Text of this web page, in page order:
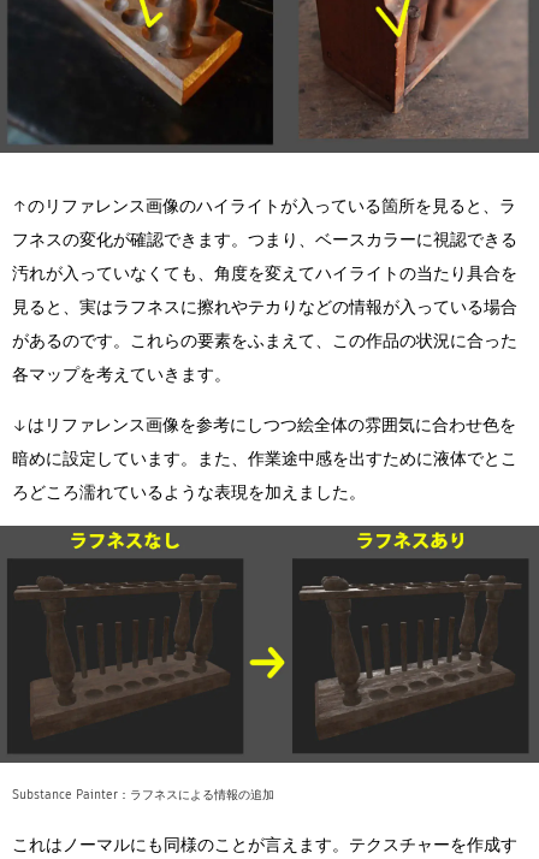
↑のリファレンス画像のハイライトが入っている箇所を見ると、ラ
フネスの変化が確認できます。つまり、ベースカラーに視認できる
汚れが入っていなくても、角度を変えてハイライトの当たり具合を
見ると、実はラフネスに擦れやテカりなどの情報が入っている場合
があるのです。これらの要素をふまえて、この作品の状況に合った
各マップを考えていきます。
↓はリファレンス画像を参考にしつつ絵全体の雰囲気に合わせ色を
暗めに設定しています。また、作業途中感を出すために液体でとこ
ろどころ濡れているような表現を加えました。
Substance Painter：ラフネスによる情報の追加
これはノーマルにも同様のことが言えます。テクスチャーを作成す